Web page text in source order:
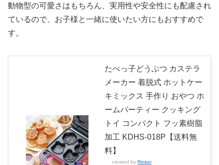
動物型の可愛さはもちろん、実用性や安全性にも配慮され
ているので、お子様と一緒に使いたい方にもおすすめで
す。
たべっ子どうぶつ カステラ
メーカー 着脱式 ホットケー
キミックス 手作り おやつ ホ
ームパーティー クッキング
トイ コンパクト フッ素樹脂
加工 KDHS-018P【送料無
料】
created by Rinker